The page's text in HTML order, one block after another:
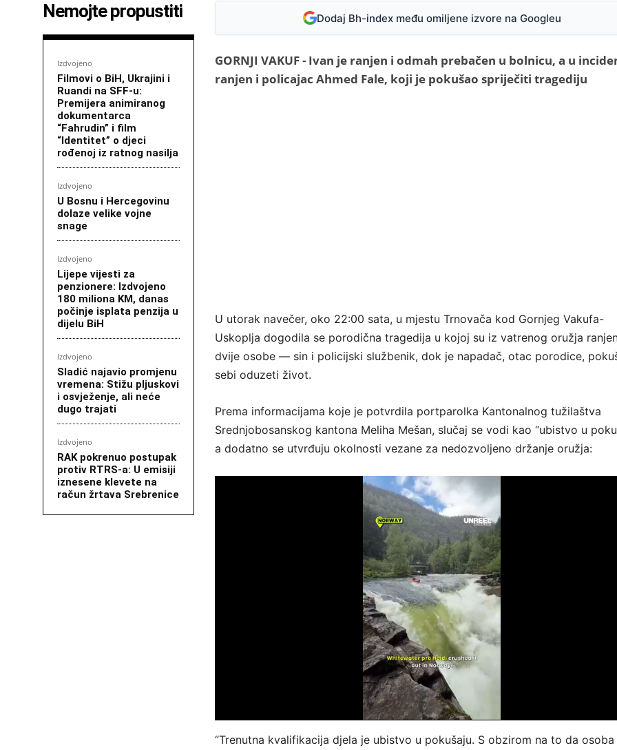
Nemojte propustiti
Izdvojeno
Filmovi o BiH, Ukrajini i
Ruandi na SFF-u:
Premijera animiranog
dokumentarca
“Fahrudin” i film
“Identitet” o djeci
rođenoj iz ratnog nasilja
Izdvojeno
U Bosnu i Hercegovinu
dolaze velike vojne
snage
Izdvojeno
Lijepe vijesti za
penzionere: Izdvojeno
180 miliona KM, danas
počinje isplata penzija u
dijelu BiH
Izdvojeno
Sladić najavio promjenu
vremena: Stižu pljuskovi
i osvježenje, ali neće
dugo trajati
Izdvojeno
RAK pokrenuo postupak
protiv RTRS-a: U emisiji
iznesene klevete na
račun žrtava Srebrenice
Dodaj Bh-index među omiljene izvore na Googleu
GORNJI VAKUF - Ivan je ranjen i odmah prebačen u bolnicu, a u
ranjen i policajac Ahmed Fale, koji je pokušao spriječiti tragediju
U utorak navečer, oko 22:00 sata, u mjestu Trnovača kod Gornjeg Vakufa-
Uskoplja dogodila se porodična tragedija u kojoj su iz vatrenog oružja
dvije osobe — sin i policijski službenik, dok je napadač, otac porodice,
sebi oduzeti život.
Prema informacijama koje je potvrdila portparolka Kantonalnog tužilaštva
Srednjobosanskog kantona Meliha Mešan, slučaj se vodi kao “ubistvo u
a dodatno se utvrđuju okolnosti vezane za nedozvoljeno držanje oružja:
“Trenutna kvalifikacija djela je ubistvo u pokušaju. S obzirom na to da osoba